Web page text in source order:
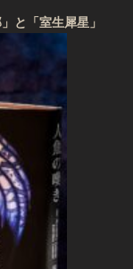
と「室生犀星」